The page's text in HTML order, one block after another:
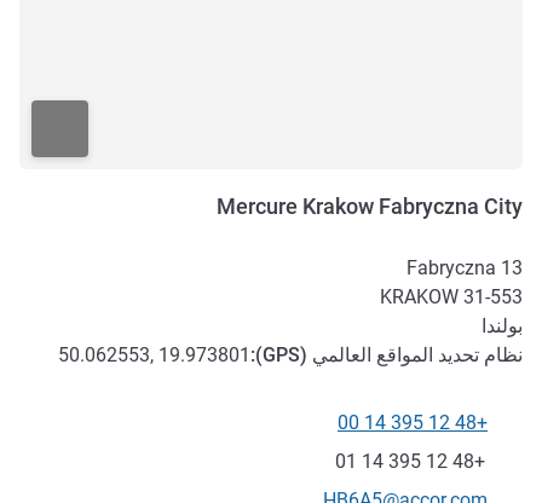
Mercure Krakow Fabryczna City
Fabryczna 13
31-553
KRAKOW
بولندا
نظام تحديد المواقع العالمي (GPS
):
50.062553, 19.973801
الهاتف
+48 12 395 14 00
فاكس
+48 12 395 14 01